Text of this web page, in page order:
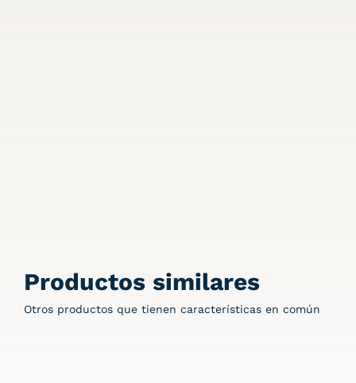
Productos similares
Otros productos que tienen características en común